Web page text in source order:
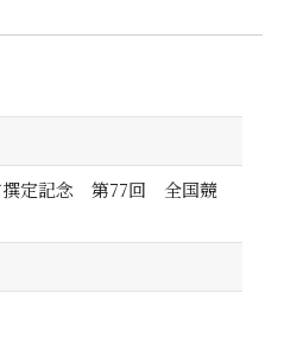
撰定記念 第77回 全国競